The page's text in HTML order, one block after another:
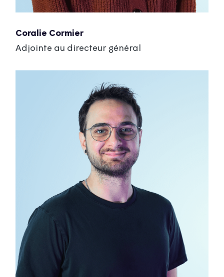
Coralie Cormier
Adjointe au directeur général